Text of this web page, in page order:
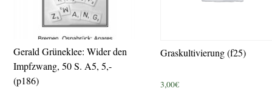
Gerald Grüneklee: Wider den
Impfzwang, 50 S. A5, 5,-
(p186)
Graskultivierung (f25)
3,00€